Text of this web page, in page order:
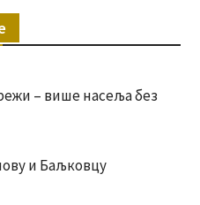
– више насеља без
и Баљковцу